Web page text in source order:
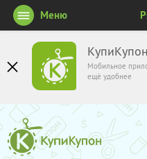
КупиКупон
Мобильное
ещё удобнее
Меню